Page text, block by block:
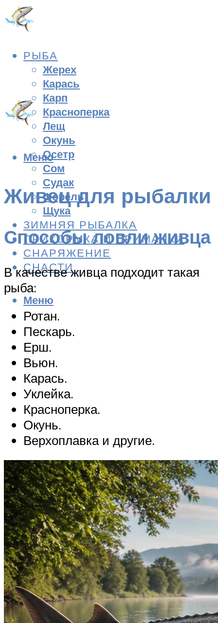
РЫБА
Жерех
Карась
Карп
Красноперка
Лещ
Окунь
Осетр
Сом
Судак
Форель
Щука
ЗИМНЯЯ РЫБАЛКА
ПРИКОРМКА И ПРИМАНКИ
СНАРЯЖЕНИЕ
СНАСТИ
Меню
Меню
Живец для рыбалки
Способы ловли живца
В качестве живца подходит такая
рыба:
Ротан.
Пескарь.
Ерш.
Вьюн.
Карась.
Уклейка.
Красноперка.
Окунь.
Верхоплавка и другие.